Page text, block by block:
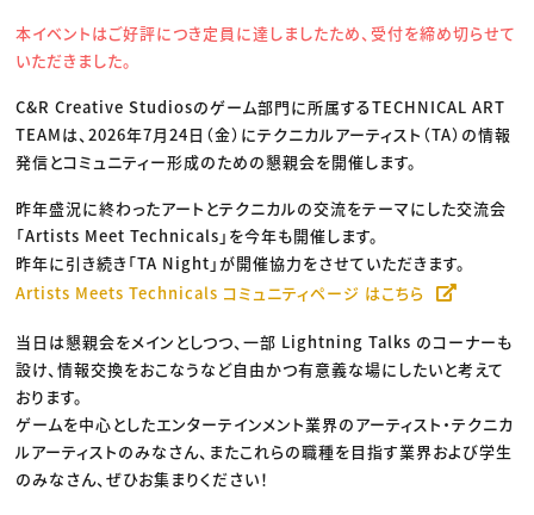
C＆R Magazine
Web
映像
ゲーム・エンタメ
出版
CREATIVE VILLAGEからのお知らせ
本イベントはご好評につき定員に達しましたため、受付を締め切らせて
いただきました。
C&R Creative Studiosのゲーム部門に所属するTECHNICAL ART
TEAMは、2026年7月24日（金）にテクニカルアーティスト（TA）の情報
発信とコミュニティー形成のための懇親会を開催します。
昨年盛況に終わったアートとテクニカルの交流をテーマにした交流会
「Artists Meet Technicals」を今年も開催します。
昨年に引き続き「TA Night」が開催協力をさせていただきます。
Artists Meets Technicals コミュニティページ はこちら
当日は懇親会をメインとしつつ、一部 Lightning Talks のコーナーも
設け、情報交換をおこなうなど自由かつ有意義な場にしたいと考えて
おります。
ゲームを中心としたエンターテインメント業界のアーティスト・テクニカ
ルアーティストのみなさん、またこれらの職種を目指す業界および学生
のみなさん、ぜひお集まりください！